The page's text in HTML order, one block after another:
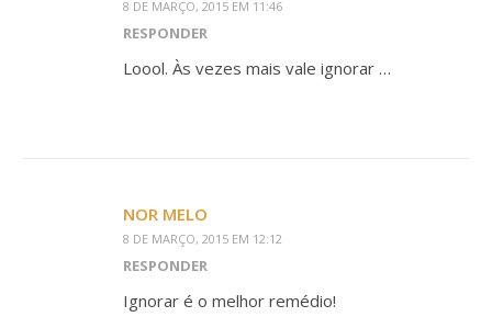
8 DE MARÇO, 2015 EM 11:46
RESPONDER
Loool. Às vezes mais vale ignorar …
NOR MELO
8 DE MARÇO, 2015 EM 12:12
RESPONDER
Ignorar é o melhor remédio!